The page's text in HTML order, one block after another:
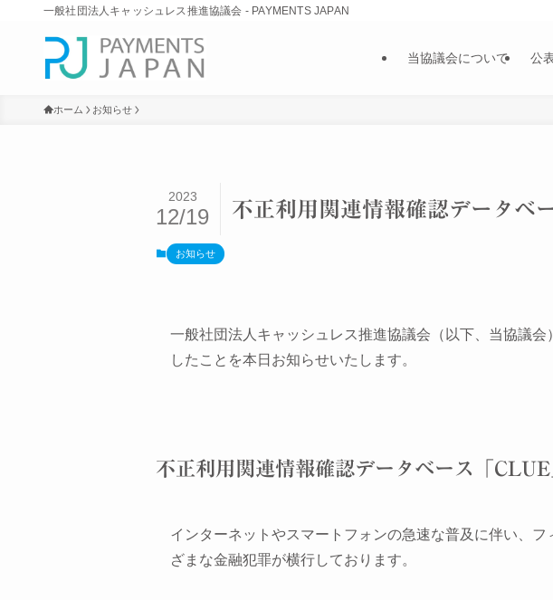
一般社団法人キャッシュレス推進協議会 - PAYMENTS JAPAN
当協議会について 公
ホーム お知らせ
不正利用関連情報確認データベ
2023
12/19
お知らせ
一般社団法人キャッシュレス推進協議会（以下、当協議
したことを本日お知らせいたします。
不正利用関連情報確認データベース「
インターネットやスマートフォンの急速な普及に伴い、
ざまな金融犯罪が横行しております。